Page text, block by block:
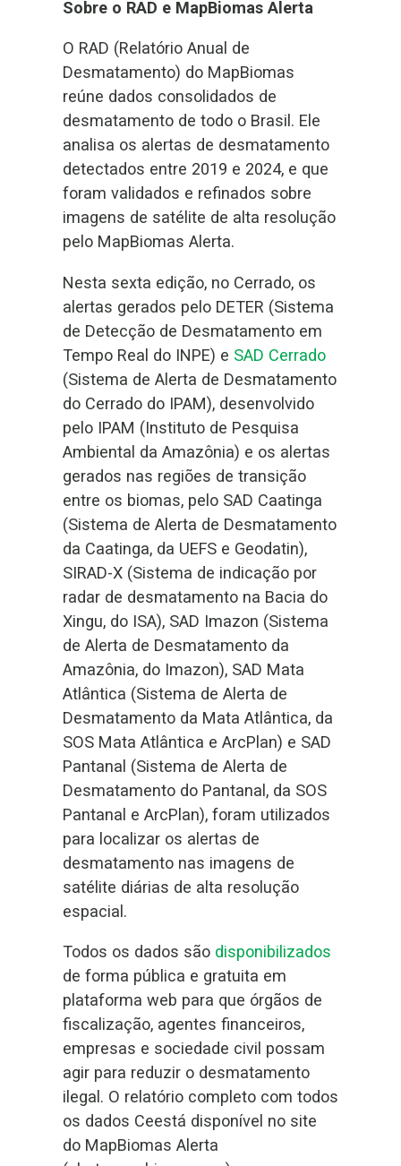
Sobre o RAD e MapBiomas Alerta
O RAD (Relatório Anual de
Desmatamento) do MapBiomas
reúne dados consolidados de
desmatamento de todo o Brasil. Ele
analisa os alertas de desmatamento
detectados entre 2019 e 2024, e que
foram validados e refinados sobre
imagens de satélite de alta resolução
pelo MapBiomas Alerta.
Nesta sexta edição, no Cerrado, os
alertas gerados pelo DETER (Sistema
de Detecção de Desmatamento em
Tempo Real do INPE) e SAD Cerrado
(Sistema de Alerta de Desmatamento
do Cerrado do IPAM), desenvolvido
pelo IPAM (Instituto de Pesquisa
Ambiental da Amazônia) e os alertas
gerados nas regiões de transição
entre os biomas, pelo SAD Caatinga
(Sistema de Alerta de Desmatamento
da Caatinga, da UEFS e Geodatin),
SIRAD-X (Sistema de indicação por
radar de desmatamento na Bacia do
Xingu, do ISA), SAD Imazon (Sistema
de Alerta de Desmatamento da
Amazônia, do Imazon), SAD Mata
Atlântica (Sistema de Alerta de
Desmatamento da Mata Atlântica, da
SOS Mata Atlântica e ArcPlan) e SAD
Pantanal (Sistema de Alerta de
Desmatamento do Pantanal, da SOS
Pantanal e ArcPlan), foram utilizados
para localizar os alertas de
desmatamento nas imagens de
satélite diárias de alta resolução
espacial.
Todos os dados são disponibilizados
de forma pública e gratuita em
plataforma web para que órgãos de
fiscalização, agentes financeiros,
empresas e sociedade civil possam
agir para reduzir o desmatamento
ilegal. O relatório completo com todos
os dados Ceestá disponível no site
do MapBiomas Alerta